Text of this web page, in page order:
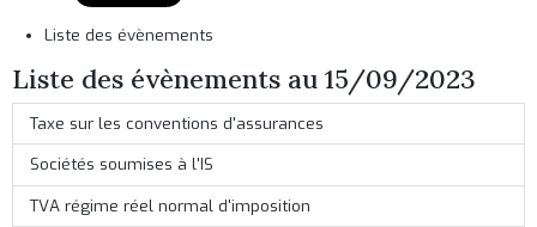
Liste des évènements
Liste des évènements au 15/09/2023
Taxe sur les conventions d'assurances
Sociétés soumises à l'IS
TVA régime réel normal d'imposition